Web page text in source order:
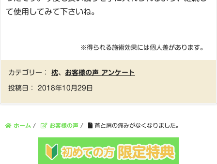
て使用してみて下さいね。
※得られる施術効果には個人差があります。
カテゴリー： 枕、 お客様の声 アンケート
投稿日： 2018年10月29日
ホーム / お客様の声 / 首と肩の痛みがなくなりました。